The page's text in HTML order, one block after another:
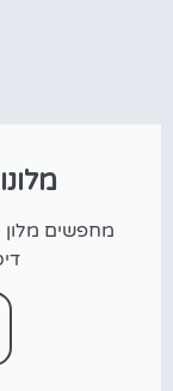
מחפשים מלון